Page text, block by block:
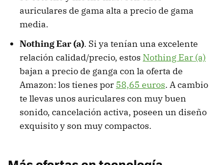
auriculares de gama alta a precio de gama
media.
‌Nothing Ear (a). Si ya tenían una excelente
relación calidad/precio, estos Nothing Ear (a)
bajan a precio de ganga con la oferta de
Amazon: los tienes por 58,65 euros. A cambio
te llevas unos auriculares con muy buen
sonido, cancelación activa, poseen un diseño
exquisito y son muy compactos.